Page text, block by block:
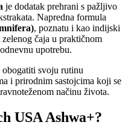
je dodatak prehrani s pažljivo
Napredna formula
, poznatu i kao indijski
zelenog čaja u praktičnom
upotrebu.
svoju rutinu
i prirodnim sastojcima koji se
načinu života.
USA Ashwa+?